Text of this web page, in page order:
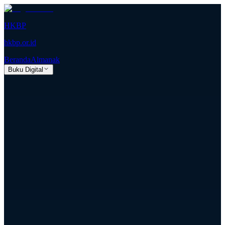
HKBP
hkbp.or.id
BerandaAlmanak
Buku Digital